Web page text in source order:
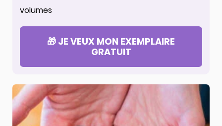
volumes
🎁 JE VEUX MON EXEMPLAIRE
GRATUIT